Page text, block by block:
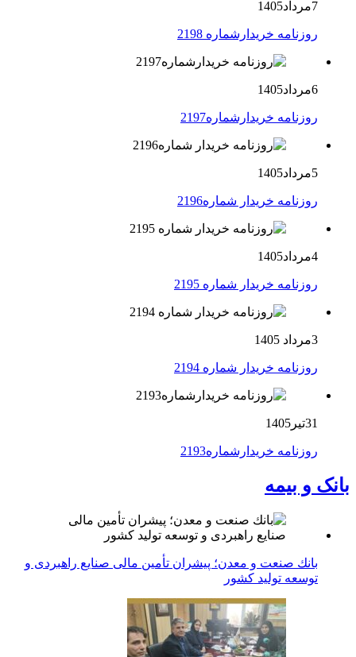
7مرداد1405
روزنامه خریدارشماره 2198
6مرداد1405
روزنامه خریدارشماره2197
5مرداد1405
روزنامه خریدار شماره2196
4مرداد1405
روزنامه خریدار شماره 2195
3مرداد 1405
روزنامه خریدار شماره 2194
31تیر1405
روزنامه خریدارشماره2193
بانک و بیمه
بانك صنعت و معدن؛ پیشران تأمین مالی صنایع راهبردی و
توسعه تولید كشور